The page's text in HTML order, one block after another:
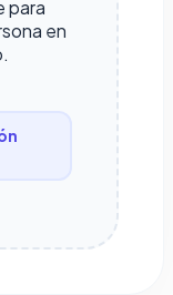
para
en